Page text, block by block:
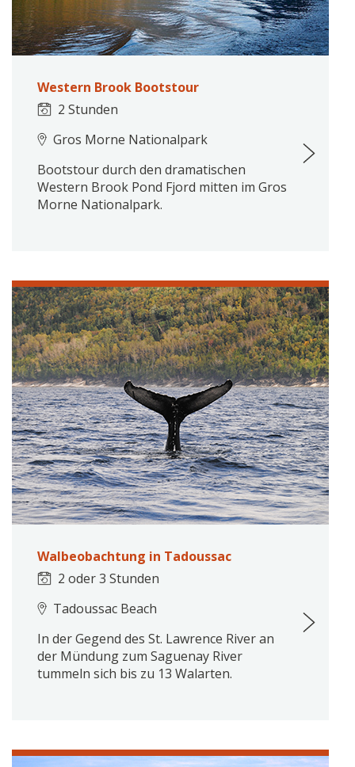
Western Brook Bootstour
2 Stunden
Gros Morne Nationalpark
Bootstour durch den dramatischen
Western Brook Pond Fjord mitten im Gros
Morne Nationalpark.
Walbeobachtung in Tadoussac
2 oder 3 Stunden
Tadoussac Beach
In der Gegend des St. Lawrence River an
der Mündung zum Saguenay River
tummeln sich bis zu 13 Walarten.